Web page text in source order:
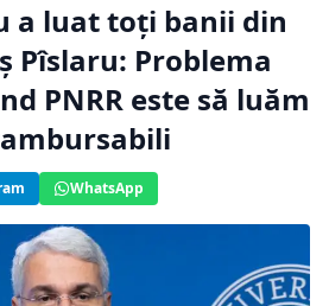
a luat toți banii din
Pîslaru: Problema
PNRR este să luăm
WhatsApp